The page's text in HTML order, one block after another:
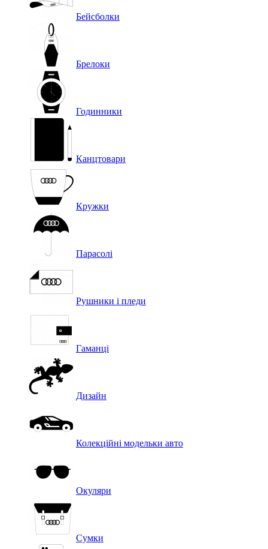
Бейсболки
Брелоки
Годинники
Канцтовари
Кружки
Парасолі
Рушники і пледи
Гаманці
Дизайн
Колекційні модельки авто
Окуляри
Сумки